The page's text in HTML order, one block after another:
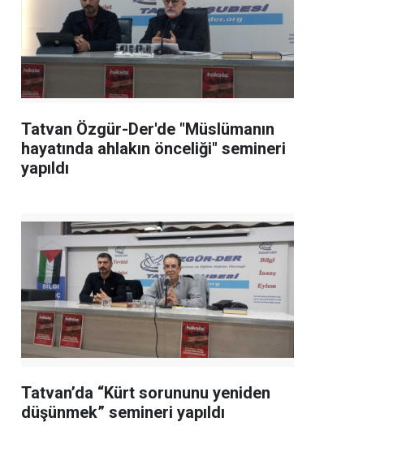
Tatvan Özgür-Der'de "Müslümanın
hayatında ahlakın önceliği" semineri
yapıldı
Tatvan’da “Kürt sorununu yeniden
düşünmek” semineri yapıldı